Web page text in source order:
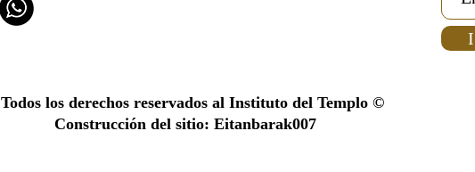
112
Todos los derechos reservados al Instituto del Templo ©
Construcción del sitio: Eitanbarak007